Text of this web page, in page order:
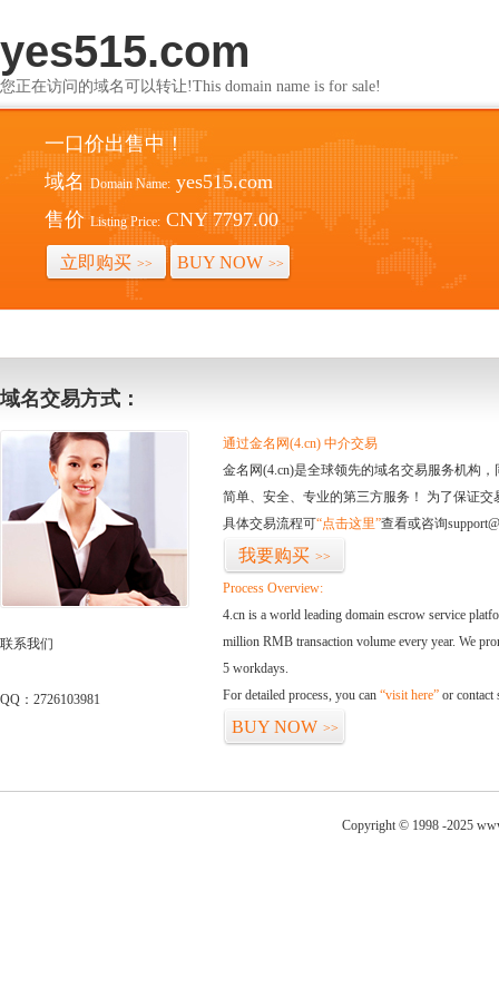
yes515.com
您正在访问的域名可以转让!This domain name is for sale!
一口价出售中！
域名 Domain Name: yes515.com
售价 Listing Price: CNY 7797.00
立即购买 >> BUY NOW >>
域名交易方式：
联系我们
QQ：2726103981
通过金名网(4.cn) 中介交易
金名网(4.cn)是全球领先的域名交易服务机构
简单、安全、专业的第三方服务！ 为了保证
具体交易流程可“点击这里”查看或咨询
我要购买 >>
Process Overview:
4.cn is a world leading domain escrow service
million RMB transaction volume every year. We
5 workdays.
For detailed process, you can “visit here” or contact
BUY NOW >>
Copyright © 1998 -2025